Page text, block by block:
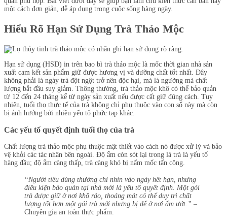
một cách đơn giản, dễ áp dụng trong cuộc sống hàng ngày.
Hiểu Rõ Hạn Sử Dụng Trà Thảo Mộc
Hạn sử dụng (HSD) in trên bao bì trà thảo mộc là mốc thời gian nhà sản
xuất cam kết sản phẩm giữ được hương vị và dưỡng chất tốt nhất. Đây
không phải là ngày trà đột ngột trở nên độc hại, mà là ngưỡng mà chất
lượng bắt đầu suy giảm. Thông thường, trà thảo mộc khô có thể bảo quản
từ 12 đến 24 tháng kể từ ngày sản xuất nếu được cất giữ đúng cách. Tuy
nhiên, tuổi thọ thực tế của trà không chỉ phụ thuộc vào con số này mà còn
bị ảnh hưởng bởi nhiều yếu tố phức tạp khác.
Các yếu tố quyết định tuổi thọ của trà
Chất lượng trà thảo mộc phụ thuộc mật thiết vào cách nó được xử lý và bảo
vệ khỏi các tác nhân bên ngoài. Độ ẩm còn sót lại trong lá trà là yếu tố
hàng đầu; độ ẩm càng thấp, trà càng khó bị nấm mốc tấn công.
“Người tiêu dùng thường chỉ nhìn vào ngày hết hạn, nhưng
điều kiện bảo quản tại nhà mới là yếu tố quyết định. Một gói
trà được giữ ở nơi khô ráo, thoáng mát có thể duy trì chất
lượng tốt hơn một gói trà mới nhưng bị để ở nơi ẩm ướt.” –
Chuyên gia an toàn thực phẩm.